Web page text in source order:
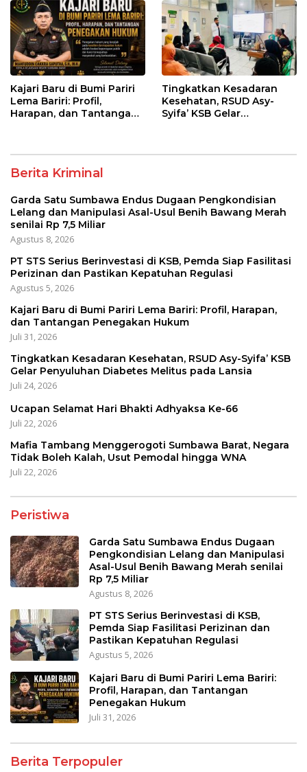
Benih Bawang Merah
senilai Rp 7,5 Miliar
Regulasi
Kajari Baru di Bumi Pariri
Lema Bariri: Profil,
Harapan, dan Tantangan
Tingkatkan Kesadaran
Kesehatan, RSUD Asy-
Syifa’ KSB Gelar
Berita Kriminal
Garda Satu Sumbawa Endus Dugaan Pengkondisian
Lelang dan Manipulasi Asal-Usul Benih Bawang Merah
senilai Rp 7,5 Miliar
Agustus 8, 2026
PT STS Serius Berinvestasi di KSB, Pemda Siap Fasilitasi
Perizinan dan Pastikan Kepatuhan Regulasi
Agustus 5, 2026
Kajari Baru di Bumi Pariri Lema Bariri: Profil, Harapan,
dan Tantangan Penegakan Hukum
Juli 31, 2026
Tingkatkan Kesadaran Kesehatan, RSUD Asy-Syifa’ KSB
Gelar Penyuluhan Diabetes Melitus pada Lansia
Juli 24, 2026
Ucapan Selamat Hari Bhakti Adhyaksa Ke-66
Juli 22, 2026
Mafia Tambang Menggerogoti Sumbawa Barat, Negara
Tidak Boleh Kalah, Usut Pemodal hingga WNA
Juli 22, 2026
Peristiwa
Garda Satu Sumbawa Endus Dugaan
Pengkondisian Lelang dan Manipulasi
Asal-Usul Benih Bawang Merah senilai
Rp 7,5 Miliar
Agustus 8, 2026
PT STS Serius Berinvestasi di KSB,
Pemda Siap Fasilitasi Perizinan dan
Pastikan Kepatuhan Regulasi
Agustus 5, 2026
Kajari Baru di Bumi Pariri Lema Bariri:
Profil, Harapan, dan Tantangan
Penegakan Hukum
Juli 31, 2026
Berita Terpopuler